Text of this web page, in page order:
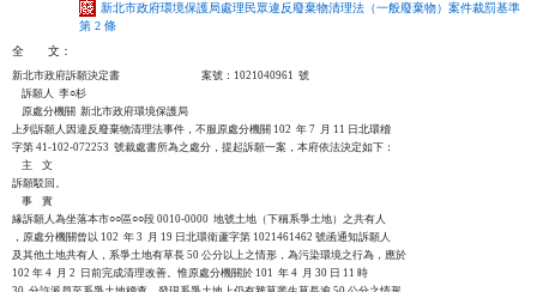
新北市政府環境保護局處理民眾違反廢棄物清理法（一般廢棄物）案件裁罰基準
第 2 條
全
文：
新北市政府訴願決定書                                  案號：1021040961  號
    訴願人  李○杉
    原處分機關  新北市政府環境保護局
上列訴願人因違反廢棄物清理法事件，不服原處分機關 102  年 7  月 11 日北環稽
字第 41-102-072253  號裁處書所為之處分，提起訴願一案，本府依法決定如下：
    主    文
訴願駁回。
    事    實
緣訴願人為坐落本市○○區○○段 0010-0000  地號土地（下稱系爭土地）之共有人
，原處分機關曾以 102  年 3  月 19 日北環衛蘆字第 1021461462 號函通知訴願人
及其他土地共有人，系爭土地有草長 50 公分以上之情形，為污染環境之行為，應於
102 年 4  月 2  日前完成清理改善。惟原處分機關於 101  年 4  月 30 日 11 時